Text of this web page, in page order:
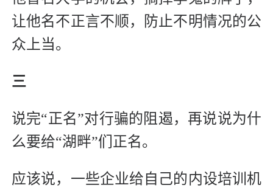
让他名不正言不顺，防止不明情况的公
众上当。
三
说完“正名”对行骗的阻遏，再说说为什
么要给“湖畔”们正名。
应该说，一些企业给自己的内设培训机